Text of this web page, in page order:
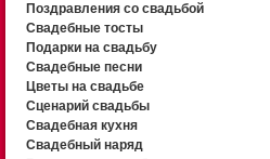
Поздравления со свадьбой
Свадебные тосты
Подарки на свадьбу
Свадебные песни
Цветы на свадьбе
Сценарий свадьбы
Свадебная кухня
Свадебный наряд